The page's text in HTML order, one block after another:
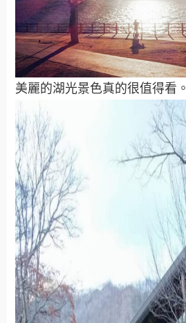
美麗的湖光景色真的很值得看。